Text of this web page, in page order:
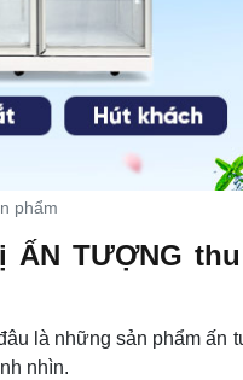
phẩm
ẤN TƯỢNG
là những sản phẩm ấn
nhìn.